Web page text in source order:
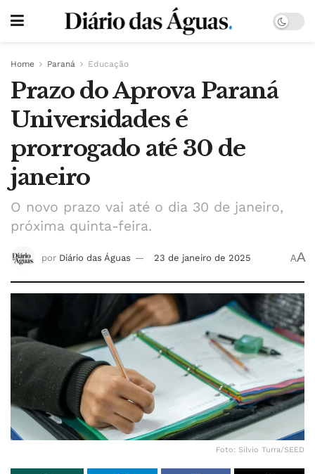
Home Paraná Educação
Prazo do Aprova Paraná
Universidades é
prorrogado até 30 de
janeiro
O novo prazo vai até o dia 30 de janeiro,
próxima quinta-feira.
por Diário das Águas 23 de janeiro de 2025 AA
Foto: Silvio Turra/SEED